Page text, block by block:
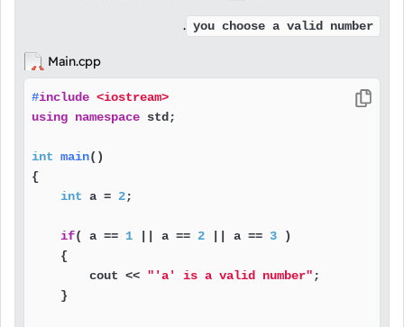
you choose a valid number
.
Main.cpp
#include <iostream>
using namespace std;
int main()
{
int a = 2;
if( a == 1 || a == 2 || a == 3 )
    {
        cout <<
"'a' is a valid number" ;
    }